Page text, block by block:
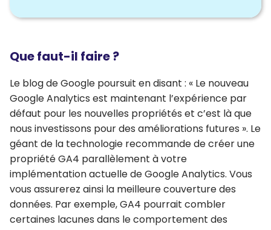
Que faut-il faire ?
Le blog de Google poursuit en disant : « Le nouveau
Google Analytics est maintenant l’expérience par
défaut pour les nouvelles propriétés et c’est là que
nous investissons pour des améliorations futures ». Le
géant de la technologie recommande de créer une
propriété GA4 parallèlement à votre
implémentation actuelle de Google Analytics. Vous
vous assurerez ainsi la meilleure couverture des
données. Par exemple, GA4 pourrait combler
certaines lacunes dans le comportement des